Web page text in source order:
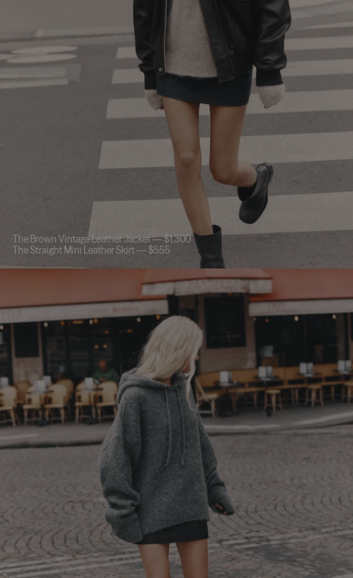
The Brown Vintage Leather Jacket — $1,300
The Straight Mini Leather Skirt — $555